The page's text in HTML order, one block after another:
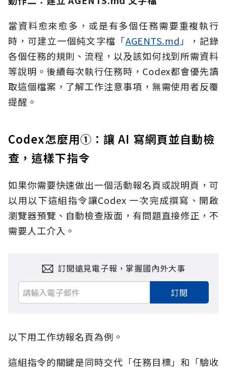
當資料愈來愈多，或是有多個任務需要重複執行
時，可建立一個純文字檔「AGENTS.md」，記錄
各個任務的規則、流程，以及該如何找到所需資料
等說明。後續每次執行任務時，Codex都會優先讀
取這個檔案，了解工作注意事項，無需使用者反覆
提醒。
Codex怎麼用①：讓 AI 寫網頁並自動檢
查，這樣下指令
如果你需要快速做出一個活動報名頁或說明頁，可
以用以下這組指令讓Codex 一次完成撰寫、開啟
瀏覽器預覽、自動檢查版面，有問題直接修正，不
需要人工介入。
訂閱遠見電子報，掌握國內外大事
訂閱
以下用工作坊報名頁為例。
這組指令的關鍵是同時交代「任務目標」和「驗收